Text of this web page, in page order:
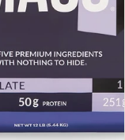
alimentati a erba
da bovini
di capra